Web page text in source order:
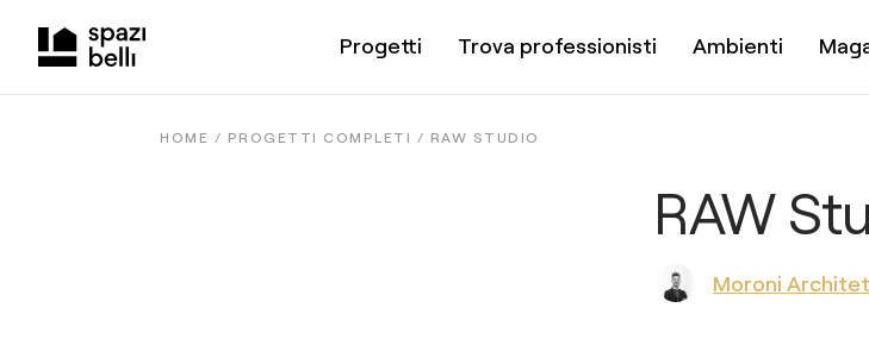
Progetti Trova professionisti Ambienti
HOME / PROGETTI COMPLETI / RAW STUDIO
RAW
Moroni